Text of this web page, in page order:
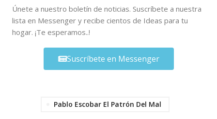
Únete a nuestro boletín de noticias. Suscríbete a nuestra
lista en Messenger y recibe cientos de Ideas para tu
hogar. ¡Te esperamos..!
Suscríbete en Messenger
Pablo Escobar El Patrón Del Mal